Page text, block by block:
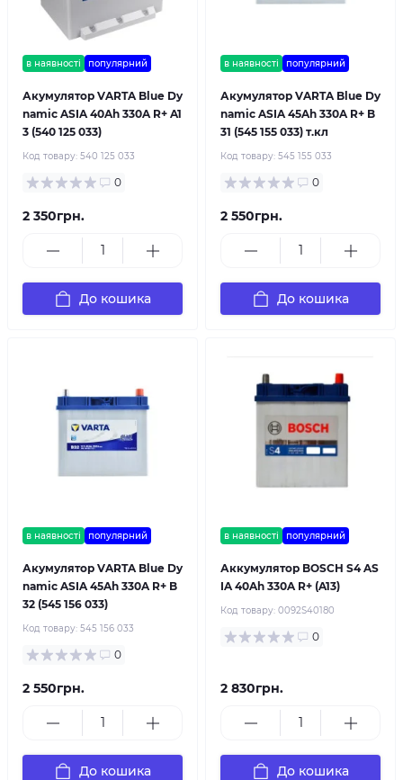
в наявності популярний
Акумулятор VARTA Blue Dy
namic ASIA 40Ah 330A R+ A1
3 (540 125 033)
Код товару: 540 125 033
0
2 350грн.
До кошика
в наявності популярний
Акумулятор VARTA Blue Dy
namic ASIA 45Ah 330A R+ B
31 (545 155 033) т.кл
Код товару: 545 155 033
0
2 550грн.
До кошика
в наявності популярний
Акумулятор VARTA Blue Dy
namic ASIA 45Ah 330A R+ B
32 (545 156 033)
Код товару: 545 156 033
0
2 550грн.
До кошика
в наявності популярний
Аккумулятор BOSCH S4 AS
IA 40Ah 330A R+ (A13)
Код товару: 0092S40180
0
2 830грн.
До кошика